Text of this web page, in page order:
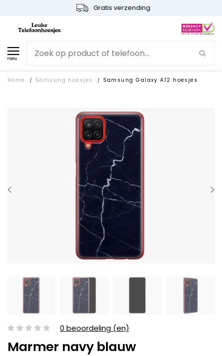
Gratis verzending
menu
Home / Samsung hoesjes / Samsung Galaxy A12 hoesjes
0 beoordeling (en)
Marmer navy blauw